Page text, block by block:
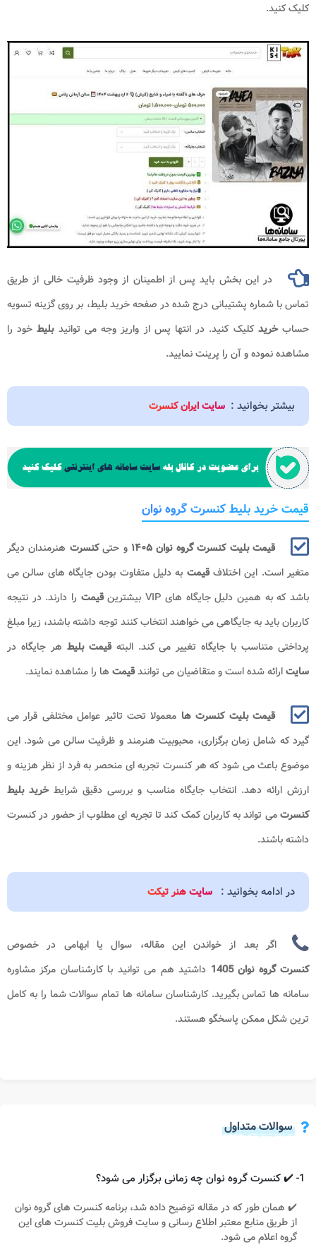
کلیک کنید.
در این بخش باید پس از اطمینان از وجود ظرفیت خالی از طریق
تماس با شماره پشتیبانی درج شده در صفحه خرید بلیط، بر روی گزینه تسویه
حسابخریدکلیک کنید. در انتها پس از واریز وجه می توانیدبلیط خود را
مشاهده نموده و آن را پرینت نمایید.
بیشتر بخوانید : سایت ایران کنسرت
قیمت خرید بلیط کنسرت گروه نوان
قیمت بلیت کنسرت گروه نوان​​​ ۱۴۰۵ و حتیکنسرت هنرمندان دیگر
متغیر است. این اختلافقیمت به دلیل متفاوت بودن جایگاه های سالن می
باشد که به همین دلیل جایگاه های VIP بیشترین
قیمت را دارند. در نتیجه
کاربران باید به جایگاهی می خواهند انتخاب کنند توجه داشته باشند، زیرا مبلغ
پرداختی متناسب با جایگاه تغییر می کند. البتهقیمت بلیط هر جایگاه در
سایتارائه شده است و متقاضیان می توانندقیمت ها را مشاهده نمایند.
قیمت بلیت کنسرت ها معمولا تحت تاثیر عوامل مختلفی قرار می
گیرد که شامل زمان برگزاری، محبوبیت هنرمند و ظرفیت سالن می شود. این
موضوع باعث می شود که هر کنسرت تجربه ای منحصر به فرد از نظر هزینه و
ارزش ارائه دهد. انتخاب جایگاه مناسب و بررسی دقیق شرایطخرید بلیط
کنسرتمی تواند به کاربران کمک کند تا تجربه ای مطلوب از حضور در کنسرت
داشته باشند.
در ادامه بخوانید : سایت هنر تیکت
اگر بعد از خواندن این مقاله، سوال یا ابهامی در خصوص
کنسرت گروه نوان 1405
داشتید هم می توانید با کارشناسان مرکز مشاوره
سامانه ها تماس بگیرید. کارشناسان سامانه ها تمام سوالات شما را به کامل
ترین شکل ممکن پاسخگو هستند.
سوالات متداول
1- ✔️ کنسرت گروه نوان چه زمانی برگزار می شود؟
✔️ همان طور که در مقاله توضیح داده شد، برنامه کنسرت های گروه نوان
از طریق منابع معتبر اطلاع رسانی و سایت فروش بلیت کنسرت های این
گروه اعلام می شود.